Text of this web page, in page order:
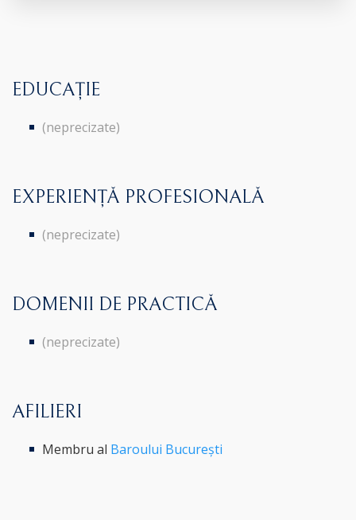
EDUCAȚIE
(neprecizate)
EXPERIENȚĂ PROFESIONALĂ
(neprecizate)
DOMENII DE PRACTICĂ
(neprecizate)
AFILIERI
Membru al Baroului București